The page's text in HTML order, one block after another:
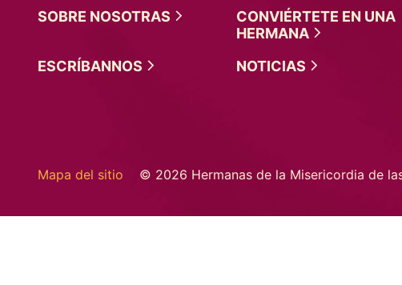
SOBRE NOSOTRAS
CONVIÉRTETE EN UNA
HERMANA
ESCRÍBANNOS
NOTICIAS
Mapa del sitio © 2026 Hermanas de la Misericordia de